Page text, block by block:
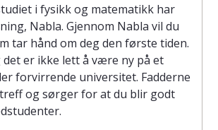
i fysikk og matematikk har
Nabla. Gjennom Nabla vil du
tar hånd om deg den første tiden.
det er ikke lett å være ny på et
forvirrende universitet. Fadderne
og sørger for at du blir godt